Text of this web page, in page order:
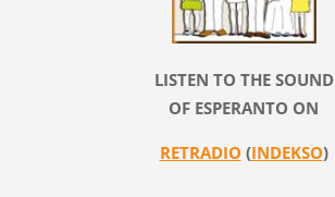
LISTEN TO THE SOUND
OF ESPERANTO ON
RETRADIO (INDEKSO)